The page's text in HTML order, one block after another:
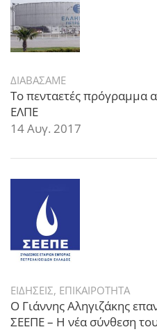
ΔΙΑΒΑΣΑΜΕ
Το πενταετές πρόγραμμα
ΕΛΠΕ
14 Αυγ. 2017
ΕΙΔΗΣΕΙΣ, ΕΠΙΚΑΙΡΟΤΗΤΑ
Ο Γιάννης Αληγιζάκης
ΣΕΕΠΕ – Η νέα σύνθεση